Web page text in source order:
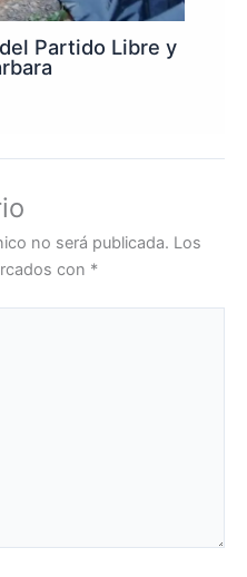
Partido Libre y
no será publicada. Los
con *